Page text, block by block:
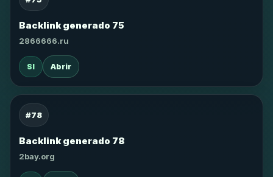
Backlink generado 75
2866666.ru
SI Abrir
#78
Backlink generado 78
2bay.org